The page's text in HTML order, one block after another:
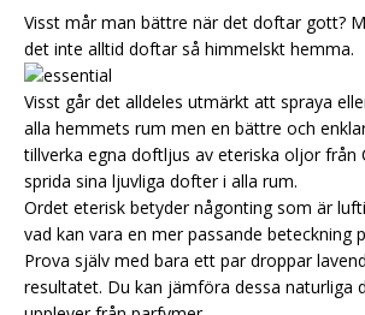
Visst mår man bättre när det doftar gott?
det inte alltid doftar så himmelskt hemma.
Visst går det alldeles utmärkt att spraya
alla hemmets rum men en bättre och
tillverka egna doftljus av eteriska oljor från
sprida sina ljuvliga dofter i alla rum.
Ordet eterisk betyder någonting som är
vad kan vara en mer passande beteckning
Prova själv med bara ett par droppar
resultatet. Du kan jämföra dessa naturliga